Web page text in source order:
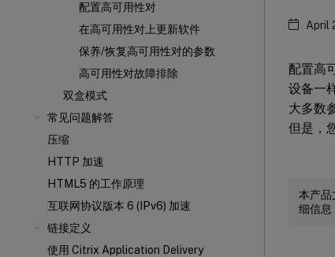
配置高可用性对
在高可用性对上更新软件
保养/恢复高可用性对的参数
高可用性对故障排除
双盒模式
常见问题解答
压缩
HTTP 加速
HTML5 的工作原理
互联网协议版本 6 (IPv6) 加速
链接定义
使用 Citrix Application Delivery
April
配置高
设备一
大多数
但是，
本产品
细信息